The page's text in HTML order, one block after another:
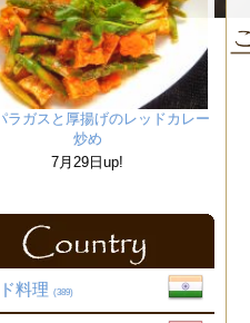
ラガスと厚揚げのレッドカレー
炒め
7月29日up!
料理 (389)